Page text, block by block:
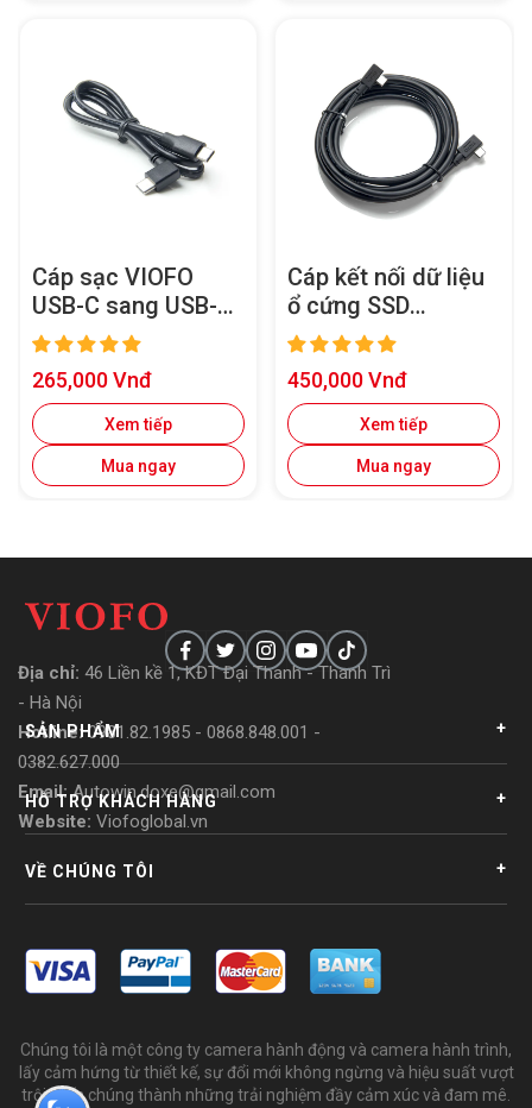
Cáp sạc VIOFO
USB-C sang USB-C
cho camera hành
trình VIOFO có
cổng Type-C
Giá
bán
265,000 Vnđ
Xem tiếp
Mua ngay
Cáp kết nối dữ liệu
ổ cứng SSD
1,8M/2,5M cho
dòng VIOFO
A329/A329S
Giá
bán
450,000 Vnđ
Xem tiếp
Mua ngay
Địa chỉ: 46 Liền kề 1, KĐT Đại Thanh - Thanh Trì
- Hà Nội
Hotline:0981.82.1985 - 0868.848.001 -
0382.627.000
Email:Autowin.doxe@gmail.com
Website: Viofoglobal.vn
SẢN PHẨM +
HỖ TRỢ KHÁCH HÀNG +
VỀ CHÚNG TÔI +
Chúng tôi là một công ty camera hành động và camera hành trình,
lấy cảm hứng từ thiết kế, sự đổi mới không ngừng và hiệu suất vượt
trội, biến chúng thành những trải nghiệm đầy cảm xúc và đam mê.